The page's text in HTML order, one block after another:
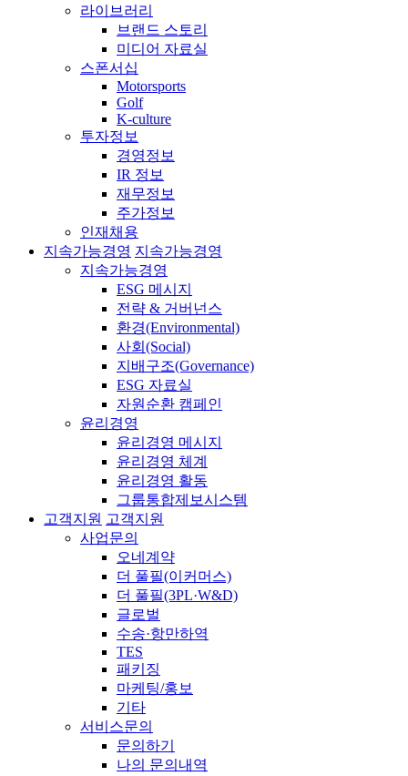
라이브러리
브랜드 스토리
미디어 자료실
스폰서십
Motorsports
Golf
K-culture
투자정보
경영정보
IR 정보
재무정보
주가정보
인재채용
지속가능경영 지속가능경영
지속가능경영
ESG 메시지
전략 & 거버넌스
환경(Environmental)
사회(Social)
지배구조(Governance)
ESG 자료실
자원순환 캠페인
윤리경영
윤리경영 메시지
윤리경영 체계
윤리경영 활동
그룹통합제보시스템
고객지원 고객지원
사업문의
오네계약
더 풀필(이커머스)
더 풀필(3PL·W&D)
글로벌
수송·항만하역
TES
패키징
마케팅/홍보
기타
서비스문의
문의하기
나의 문의내역